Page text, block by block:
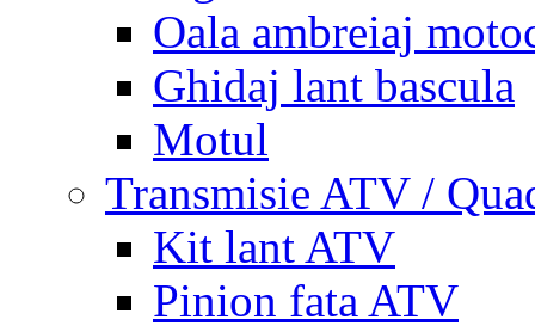
Oala ambreiaj
Ghidaj lant bascula
Motul
Transmisie ATV /
Kit lant ATV
Pinion fata ATV